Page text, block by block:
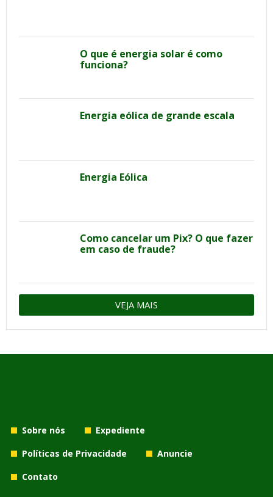
O que é energia solar é como
funciona?
Energia eólica de grande escala
Energia Eólica
Como cancelar um Pix? O que fazer
em caso de fraude?
VEJA MAIS
Sobre nós
Expediente
Políticas de Privacidade
Anuncie
Contato